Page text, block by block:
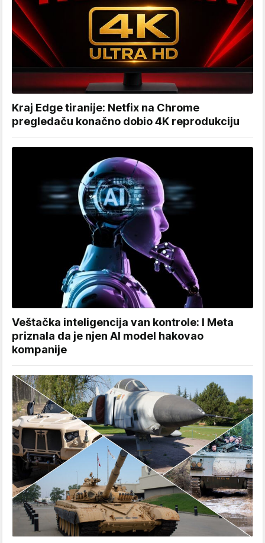
Kraj Edge tiranije: Netfix na Chrome
pregledaču konačno dobio 4K reprodukciju
Veštačka inteligencija van kontrole: I Meta
priznala da je njen AI model hakovao
kompanije